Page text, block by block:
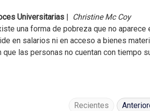
Universitarias
Christine Mc Coy
una forma de pobreza que no
en salarios ni en acceso a bienes
que las personas no cuentan con tiempo
Recientes